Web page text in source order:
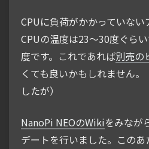
CPUに負荷がかかっていない
CPUの温度は23〜30度ぐら
度です。これであれば別売の
くても良いかもしれません
したが）
NanoPi NEOのWikiをみなが
デートを行いました。この